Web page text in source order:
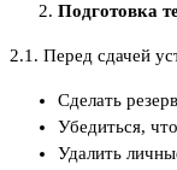
Подготовка
2.1. Перед сдачей
Сделать
Убедиться,
Удалить